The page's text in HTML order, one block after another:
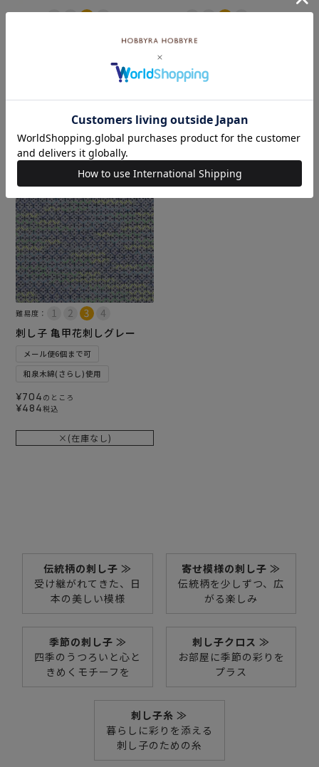
刺し子 寄せ模様＜丸がさ
和泉木綿(さらし)使用
カートに入れる
刺し子 寄せ模様＜縞・紺＞
メール便6個まで可
和泉木綿(さらし)使用
¥935税込
難易度：
刺し子 亀甲花刺しグレー
メール便6個まで可
和泉木綿(さらし)使用
¥704 のところ
¥484税込
×(在庫なし)
伝統柄の刺し子 ≫
受け継がれてきた、日
本の美しい模様
寄せ模様の刺し子 ≫
伝統柄を少しずつ、広
がる楽しみ
季節の刺し子 ≫
四季のうつろいと心と
きめくモチーフを
刺し子クロス ≫
お部屋に季節の彩りを
プラス
刺し子糸 ≫
暮らしに彩りを添える
刺し子のための糸